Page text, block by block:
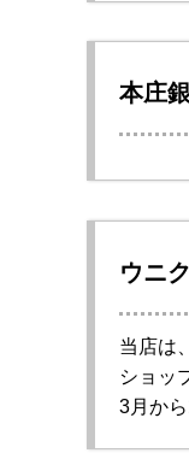
本庄
ウニ
当店は
ショッ
3月か